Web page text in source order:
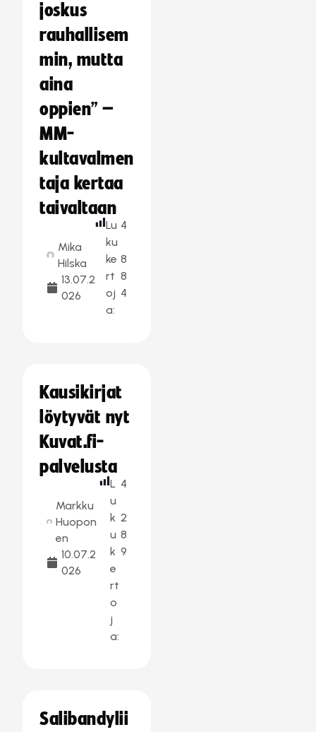
joskus
rauhallisem
min, mutta
aina
oppien” –
MM-
kultavalmen
taja kertaa
taivaltaan
Mika
Hilska
13.07.2
026
Lu
ku
ke
rt
oj
a:
4
8
8
4
Kausikirjat
löytyvät nyt
Kuvat.fi-
palvelusta
Markku
Huopon
en
10.07.2
026
L
u
k
u
k
e
rt
o
j
a:
4
2
8
9
Salibandylii